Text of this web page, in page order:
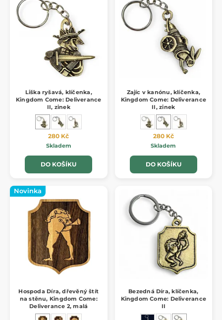
Liška ryšavá, klíčenka,
Kingdom Come: Deliverance
II, zinek
280 Kč
Skladem
DO KOŠÍKU
Zajíc v kanónu, klíčenka,
Kingdom Come: Deliverance
II, zinek
280 Kč
Skladem
DO KOŠÍKU
Novinka
Hospoda Díra, dřevěný štít
na stěnu, Kingdom Come:
Deliverance 2, malá
Bezedná Díra, klíčenka,
Kingdom Come: Deliverance
II